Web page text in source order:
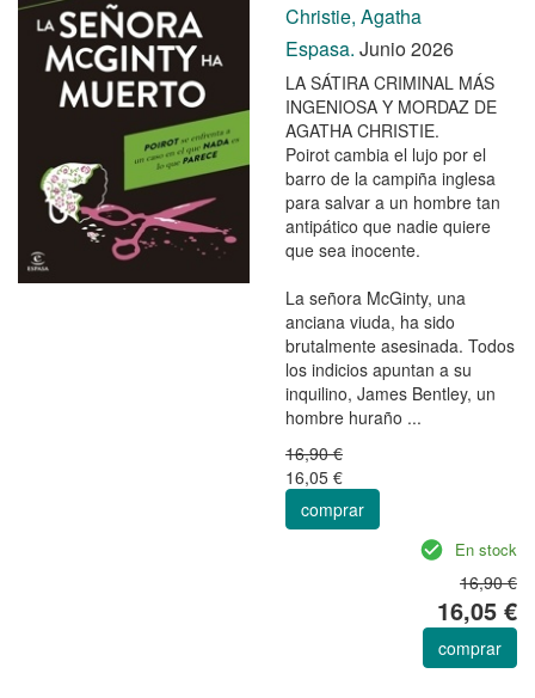
Christie, Agatha
Espasa. Junio 2026
LA SÁTIRA CRIMINAL MÁS
INGENIOSA Y MORDAZ DE
AGATHA CHRISTIE.
Poirot cambia el lujo por el
barro de la campiña inglesa
para salvar a un hombre tan
antipático que nadie quiere
que sea inocente.
La señora McGinty, una
anciana viuda, ha sido
brutalmente asesinada. Todos
los indicios apuntan a su
inquilino, James Bentley, un
hombre huraño ...
16,90 €
16,05 €
comprar
En stock
16,90 €
16,05 €
comprar